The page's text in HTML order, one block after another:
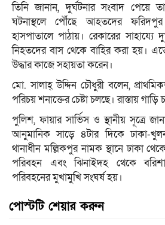
তিনি জানান, দুর্ঘটনার সংবাদ পেয়ে
ঘটনাস্থলে পৌঁছে আহতদের
হাসপাতালে পাঠায়। রেকারের সাহায্যে
নিহতদের বাস থেকে বাহির করা হয়। এতে
উদ্ধার কাজে সহায়তা করেন।
মো. সালাহ্ উদ্দিন চৌধুরী বলেন,
পরিচয় শনাক্তের চেষ্টা চলছে। রাস্তায়
পুলিশ, ফায়ার সার্ভিস ও স্থানীয় সূত্রে
আনুমানিক সাড়ে ৪টার দিকে ঢাকা-
থানাধীন মল্লিকপুর নামক স্থানে ঢাকা
পরিবহন এবং ঝিনাইদহ থেকে
পরিবহনের মুখামুখি সংঘর্ষ হয়।
পোস্টটি শেয়ার করুন